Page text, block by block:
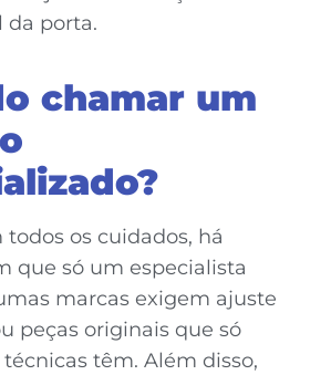
da porta.
chamar um
todos os cuidados, há
que só um especialista
marcas exigem ajuste
peças originais que só
têm. Além disso,